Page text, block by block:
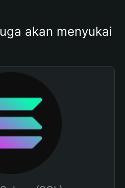
akan menyukai